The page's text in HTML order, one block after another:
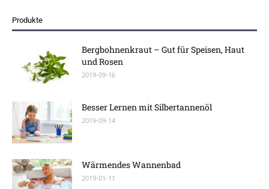
Produkte
Bergbohnenkraut – Gut für Speisen, Haut
und Rosen
2019-09-16
Besser Lernen mit Silbertannenöl
2019-09-14
Wärmendes Wannenbad
2019-01-11